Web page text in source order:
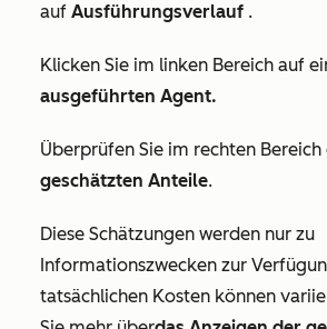
auf Ausführungsverlauf .
Klicken Sie im linken Bereich auf
ausgeführten Agent.
Überprüfen Sie im rechten Bereich
geschätzten Anteile.
Diese Schätzungen werden nur zu
Informationszwecken zur
tatsächlichen Kosten können